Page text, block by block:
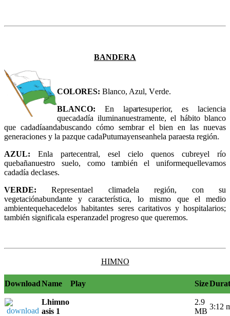
BANDERA
COLORES:Blanco, Azul, Verde.
BLANCO: En lapartesuperior,es laciencia
quecadadía iluminanuestramente, el hábito blanco
que cadadíaandabuscandocómo sembrarel bienen las nuevas
generaciones y la pazquecadaPutumayenseanhela paraesta región.
AZUL: Enla partecentral, esel cielo quenoscubreyel río
quebañanuestro suelo, comotambiénel uniformequellevamos
cadadía declases.
VERDE:Representael climadelaregión, con su
vegetaciónabundante y característica, lomismo queel medio
ambientequehacedelos habitantes seres caritativos y hospitalarios;
también significalaesperanzadel progreso que queremos.
HIMNO
DownloadName Play Size
Lhimno
asis 1
2.9
MB
3:12